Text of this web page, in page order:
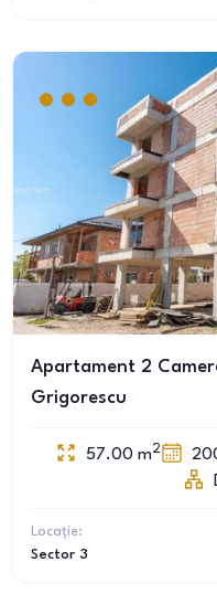
Apartament 2
Grigorescu
57.00 m2
Locație:
Sector 3